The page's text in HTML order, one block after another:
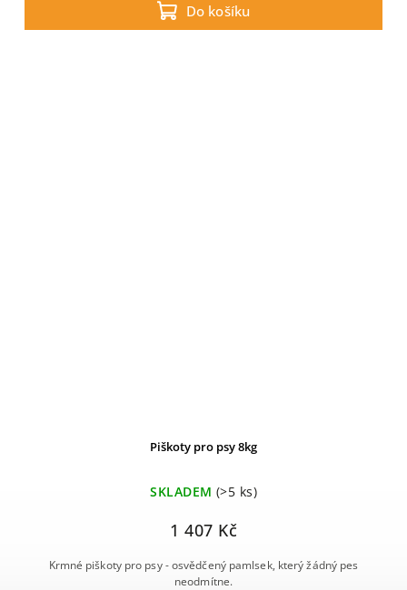
Do košíku
Piškoty pro psy 8kg
SKLADEM (>5 ks)
1 407 Kč
Krmné piškoty pro psy - osvědčený pamlsek, který žádný pes
neodmítne.